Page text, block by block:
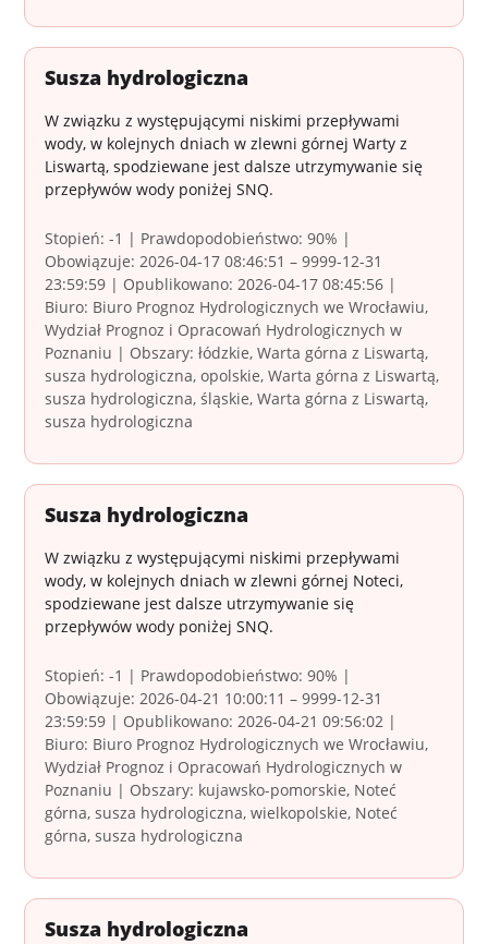
Susza hydrologiczna
W związku z występującymi niskimi przepływami
wody, w kolejnych dniach w zlewni górnej Warty z
Liswartą, spodziewane jest dalsze utrzymywanie się
przepływów wody poniżej SNQ.
Stopień: -1 | Prawdopodobieństwo: 90% |
Obowiązuje: 2026-04-17 08:46:51 – 9999-12-31
23:59:59 | Opublikowano: 2026-04-17 08:45:56 |
Biuro: Biuro Prognoz Hydrologicznych we Wrocławiu,
Wydział Prognoz i Opracowań Hydrologicznych w
Poznaniu | Obszary: łódzkie, Warta górna z Liswartą,
susza hydrologiczna, opolskie, Warta górna z Liswartą,
susza hydrologiczna, śląskie, Warta górna z Liswartą,
susza hydrologiczna
Susza hydrologiczna
W związku z występującymi niskimi przepływami
wody, w kolejnych dniach w zlewni górnej Noteci,
spodziewane jest dalsze utrzymywanie się
przepływów wody poniżej SNQ.
Stopień: -1 | Prawdopodobieństwo: 90% |
Obowiązuje: 2026-04-21 10:00:11 – 9999-12-31
23:59:59 | Opublikowano: 2026-04-21 09:56:02 |
Biuro: Biuro Prognoz Hydrologicznych we Wrocławiu,
Wydział Prognoz i Opracowań Hydrologicznych w
Poznaniu | Obszary: kujawsko-pomorskie, Noteć
górna, susza hydrologiczna, wielkopolskie, Noteć
górna, susza hydrologiczna
Susza hydrologiczna